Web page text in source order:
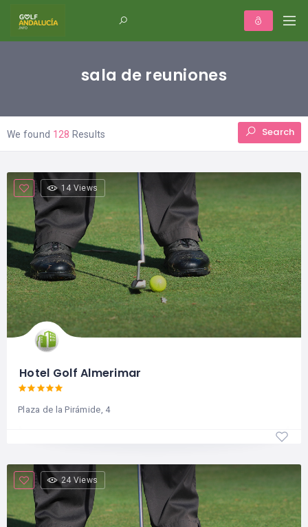
sala de reuniones
We found 128 Results Search
14 Views
Hotel Golf Almerimar
Plaza de la Pirámide, 4
24 Views